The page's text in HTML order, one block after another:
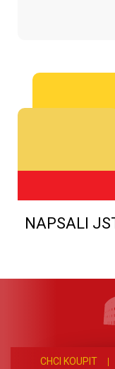
NAPSALI
CHCI KOUPIT